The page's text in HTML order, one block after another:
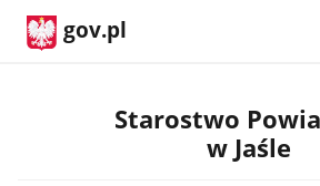
gov.pl
Starostwo
w Jaśle